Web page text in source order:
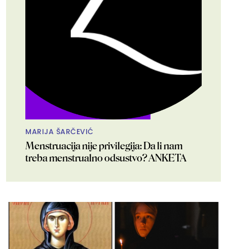
MARIJA ŠARČEVIĆ
Menstruacija nije privilegija: Da li nam
treba menstrualno odsustvo? ANKETA